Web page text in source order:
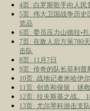
4页: 白罗斯歌手向人民
5页: 伟大卫国战争历史
览品
6页: 委员压力山德拉•
7页: 在敌人后方呆780
击队
8页: 11月7日
9页: 传奇的队长菲利普
10页: 战地记者米哈伊
11页: 创造和保留：拯
12页: 拉夫斯基之战。
13页: 尤尔琴科游击支队